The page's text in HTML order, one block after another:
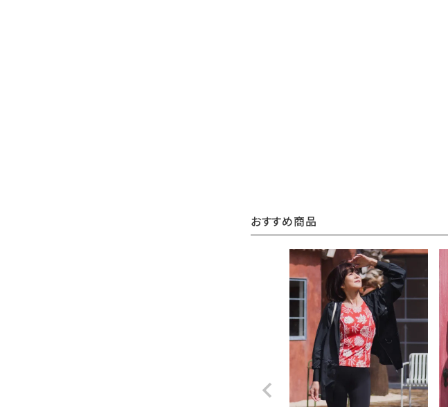
おすすめ商品